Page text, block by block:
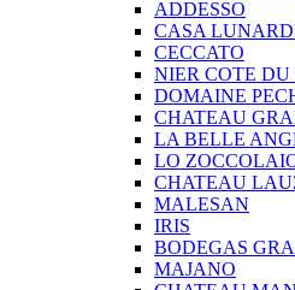
ADDESSO
CASA
CECCATO
NIER COTE DU
DOMAINE
CHATEAU
LA BELLE
LO
CHATEAU
MALESAN
IRIS
BODEGAS
MAJANO